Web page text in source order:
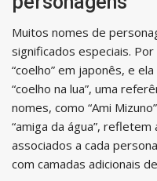
Muitos nomes de
significados especiais. Por
“coelho” em japonês, e
“coelho na lua”, uma
nomes, como “Ami
“amiga da água”,
associados a cada
com camadas adicionais